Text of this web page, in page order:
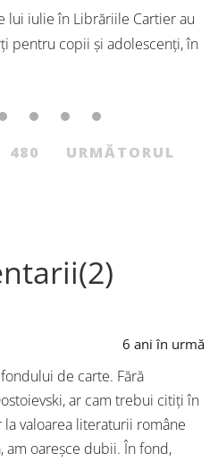
lui iulie în Librăriile Cartier au
pentru copii și adolescenți, în
480 URMĂTORUL
6 ani în urmă
de carte. Fără
ar cam trebui citiţi în
valoarea literaturii române
oareşce dubii. În fond,